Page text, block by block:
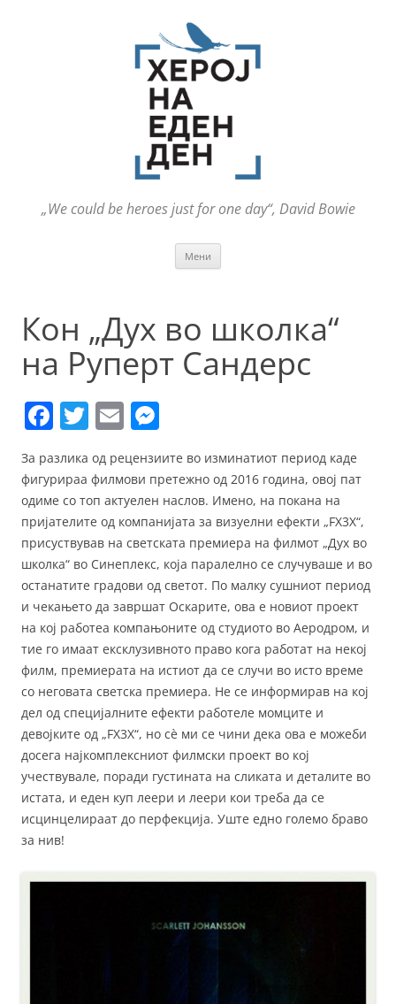
„We could be heroes just for one day“, David Bowie
Мени
Кон „Дух во школка“
на Руперт Сандерс
F
c
e
b
o
o
k
T
itt
er
E
ai
l
ss
e
n
g
er
За разлика од рецензиите во изминатиот период каде
фигурираа филмови претежно од 2016 година, овој пат
одиме со топ актуелен наслов. Имено, на покана на
пријателите од компанијата за визуелни ефекти „FX3X“,
присуствував на светската премиера на филмот „Дух во
школка“ во Синеплекс, која паралелно се случуваше и во
останатите градови од светот. По малку сушниот период
и чекањето да завршат Оскарите, ова е новиот проект
на кој работеа компањоните од студиото во Аеродром, и
тие го имаат ексклузивното право кога работат на некој
филм, премиерата на истиот да се случи во исто време
со неговата светска премиера. Не се информирав на кој
дел од специјалните ефекти работеле момците и
девојките од „FX3X“, но сè ми се чини дека ова е можеби
досега најкомплексниот филмски проект во кој
учествувале, поради густината на сликата и деталите во
истата, и еден куп леери и леери кои треба да се
исцинцелираат до перфекција. Уште едно големо браво
за нив!